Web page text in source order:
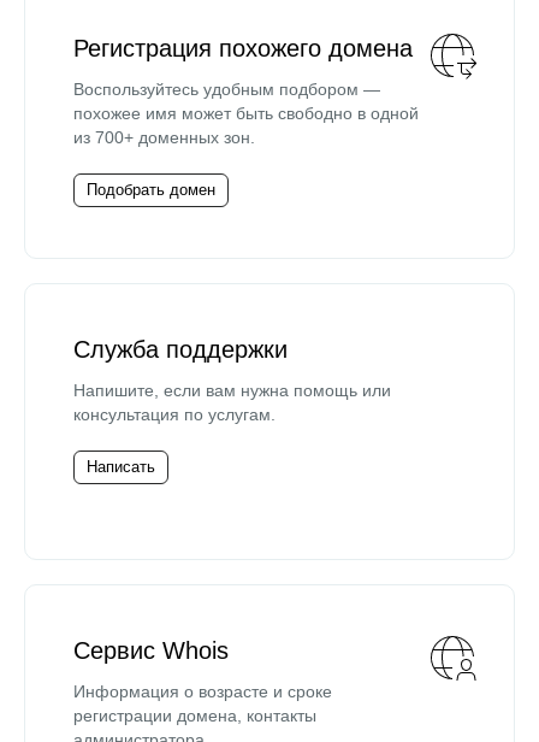
Регистрация похожего домена
Воспользуйтесь удобным подбором —
похожее имя может быть свободно в одной
из 700+ доменных зон.
Подобрать домен
Служба поддержки
Напишите, если вам нужна помощь или
консультация по услугам.
Написать
Сервис Whois
Информация о возрасте и сроке
регистрации домена, контакты